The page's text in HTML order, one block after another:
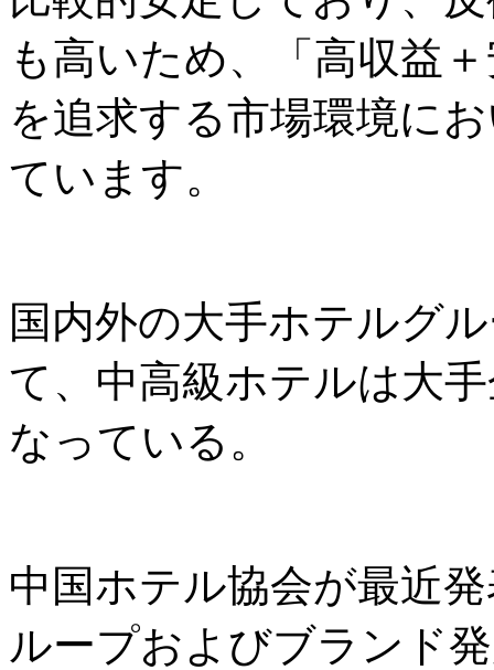
も高いため、「高収益
を追求する市場環境に
ています。
国内外の大手ホテルグ
て、中高級ホテルは大
なっている。
中国ホテル協会が最近
ループおよびブランド